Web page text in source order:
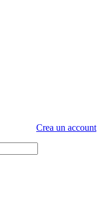
Crea un account